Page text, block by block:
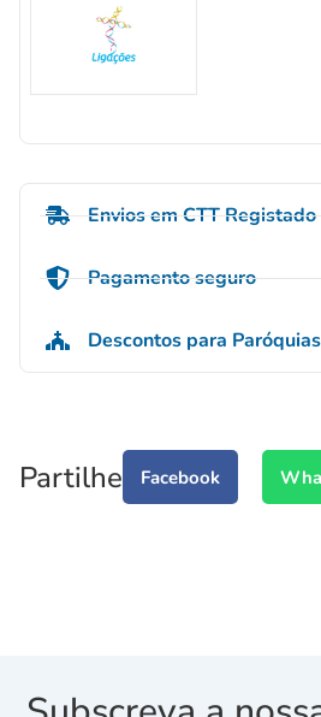
Envios em CTT Registado
Pagamento seguro
Descontos para Paróquias
Partilhe Facebook